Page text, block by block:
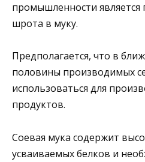
промышленности является
шрота в муку.
Предполагается, что в
половины производимых
использоваться для
продуктов.
Соевая мука содержит
усваиваемых белков и